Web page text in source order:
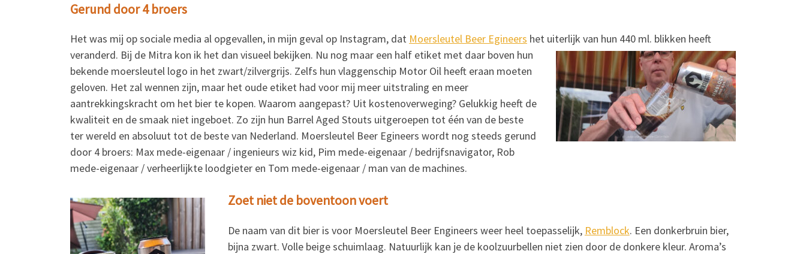
Gerund door 4 broers
Het was mij op sociale media al opgevallen, in mijn geval op Instagram, dat Moersleutel Beer Egineers het uiterlijk van hun 440 ml. blikken heeft
veranderd. Bij de Mitra kon ik het dan visueel bekijken. Nu nog maar een half etiket met daar boven hun
bekende moersleutel logo in het zwart/zilvergrijs. Zelfs hun vlaggenschip Motor Oil heeft eraan moeten
geloven. Het zal wennen zijn, maar het oude etiket had voor mij meer uitstraling en meer
aantrekkingskracht om het bier te kopen. Waarom aangepast? Uit kostenoverweging? Gelukkig heeft de
kwaliteit en de smaak niet ingeboet. Zo zijn hun Barrel Aged Stouts uitgeroepen tot één van de beste
ter wereld en absoluut tot de beste van Nederland. Moersleutel Beer Egineers wordt nog steeds gerund
door 4 broers: Max mede-eigenaar / ingenieurs wiz kid, Pim mede-eigenaar / bedrijfsnavigator, Rob
mede-eigenaar / verheerlijkte loodgieter en Tom mede-eigenaar / man van de machines.
Zoet niet de boventoon voert
De naam van dit bier is voor Moersleutel Beer Engineers weer heel toepasselijk, Remblock. Een donkerbruin bier,
bijna zwart. Volle beige schuimlaag. Natuurlijk kan je de koolzuurbellen niet zien door de donkere kleur. Aroma’s